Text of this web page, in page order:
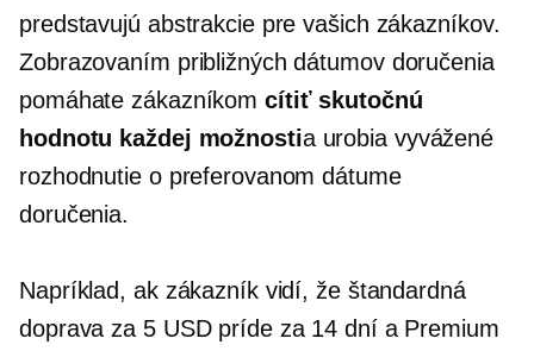
predstavujú abstrakcie pre vašich zákazníkov.
Zobrazovaním približných dátumov doručenia
pomáhate zákazníkom cítiť skutočnú
hodnotu každej možnostia urobia vyvážené
rozhodnutie o preferovanom dátume
doručenia.
Napríklad, ak zákazník vidí, že štandardná
doprava za 5 USD príde za 14 dní a Premium